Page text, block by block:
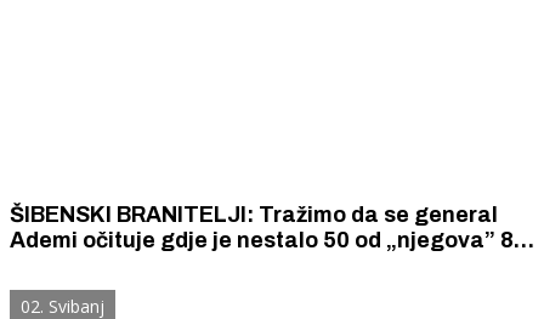
ŠIBENSKI BRANITELJI: Tražimo da se general
Ademi očituje gdje je nestalo 50 od „njegova” 83
Rogoznice 1991. godine?
02. Svibanj